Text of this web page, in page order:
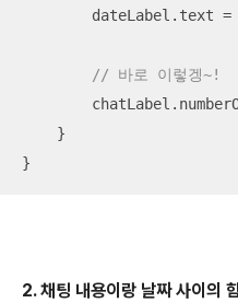
        dateLabel.text
=
// 바로 이렇겡~!
    }
}
2. 채팅 내용이랑 날짜 사이의